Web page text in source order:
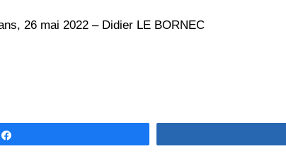
26 mai 2022 – Didier LE BORNEC